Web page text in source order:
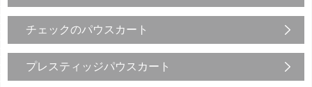
チェックのパウスカート
プレスティッジパウスカート